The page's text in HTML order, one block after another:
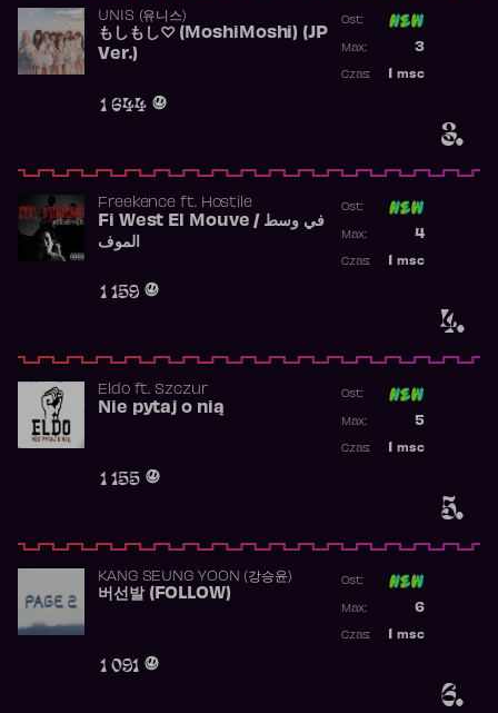
3.
UNIS (유니스)
もしもし♡ (MoshiMoshi) (JP
Ver.)
1 644
Ost:
3
Max:
msc
Czas:
4.
Freekence ft. Hostile
Fi West El Mouve / في وسط
الموف
1 159
Ost:
4
Max:
msc
Czas:
5.
Eldoft. Szczur
Nie pytaj o nią
1 155
Ost:
5
Max:
msc
Czas:
6.
KANG SEUNG YOON (강승윤)
버선발 (FOLLOW)
1 091
Ost:
6
Max:
msc
Czas: